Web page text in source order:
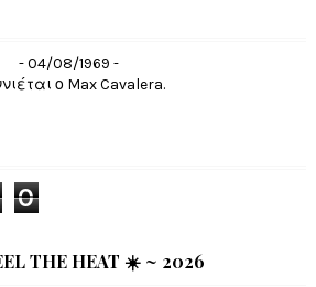
- 04/08/1969 -
ο Max Cavalera.
0
THE HEAT ☀️ ~ 2026